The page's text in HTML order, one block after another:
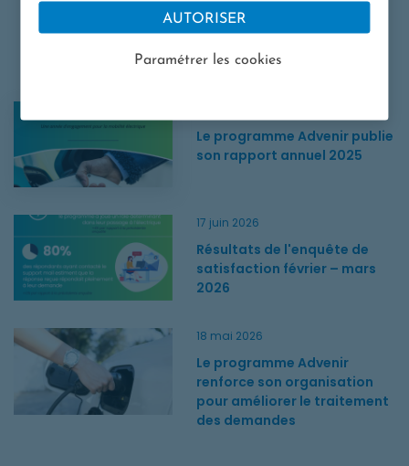
AUTORISER
Paramétrer les cookies
ARTICLES RÉCENTS
Le programme Advenir publie
son rapport annuel 2025
Résultats de l'enquête de satisfaction février – mars 2026
17 juin 2026
Résultats de l'enquête de
satisfaction février – mars
2026
Le programme Advenir renforce son organisation pour
18 mai 2026
Le programme Advenir
renforce son organisation
pour améliorer le traitement
des demandes